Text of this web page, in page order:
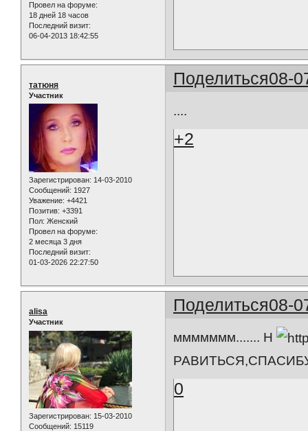
Провел на форуме:
18 дней 18 часов
Последний визит:
06-04-2013 18:42:55
Поделиться08-
татюня
Участник
Зарегистрирован: 14-03-2010
Сообщений: 1927
Уважение: +4421
Позитив: +3391
Пол: Женский
Провел на форуме:
2 месяца 3 дня
Последний визит:
01-03-2026 22:27:50
....
+2
Поделиться08-
alisa
Участник
Зарегистрирован: 15-03-2010
Сообщений: 15119
ммммммм....... Н
0